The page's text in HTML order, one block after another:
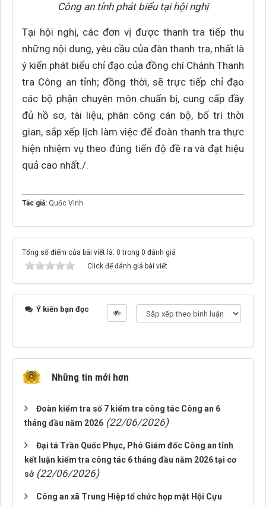
Công an tỉnh phát biểu tại hội nghị
Tại hội nghị, các đơn vị được thanh tra tiếp thu
những nội dung, yêu cầu của đàn thanh tra, nhất là
ý kiến phát biểu chỉ đạo của đồng chí Chánh Thanh
tra Công an tỉnh; đồng thời, sẽ trực tiếp chỉ đạo
các bộ phận chuyên môn chuẩn bị, cung cấp đầy
đủ hồ sơ, tài liệu, phân công cán bộ, bố trí thời
gian, sắp xếp lịch làm việc để đoàn thanh tra thực
hiện nhiệm vụ theo đúng tiến độ đề ra và đạt hiệu
quả cao nhất./.
Tác giả: Quốc Vinh
Tổng số điểm của bài viết là: 0 trong 0 đánh giá
Click để đánh giá bài viết
Ý kiến bạn đọc
Những tin mới hơn
Đoàn kiểm tra số 7 kiểm tra công tác Công an 6
tháng đầu năm 2026 (22/06/2026)
Đại tá Trần Quốc Phục, Phó Giám đốc Công an tỉnh
kết luận kiểm tra công tác 6 tháng đầu năm 2026 tại cơ
sở (22/06/2026)
Công an xã Trung Hiệp tổ chức họp mặt Hội Cựu